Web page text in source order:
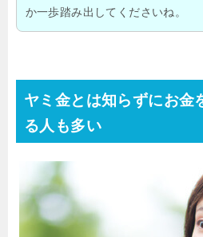
か一歩踏み出してくださいね。
ヤミ金とは知らずにお金
る人も多い